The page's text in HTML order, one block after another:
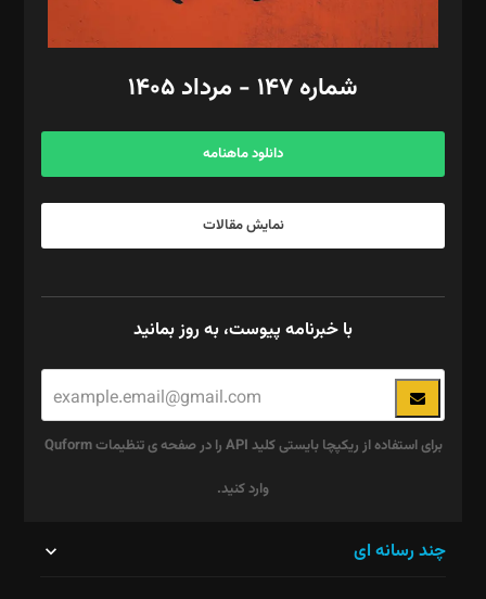
مد‌یر توسعه تجاری: کامبیز برید‌
امور مالی: شاپور رهبری، محمد‌ کاظمی‌نیا
آگهی و مشترکین: ۰۹۱۹۹۹۹۰۴۵۴
شماره ۱۴۷ - مرداد ۱۴۰۵
دانلود ماهنامه
نمایش مقالات
با خبرنامه پیوست، به روز بمانید
برای استفاده از ریکپچا بایستی کلید API را در صفحه ی تنظیمات Quform
وارد کنید.
چند رسانه ای